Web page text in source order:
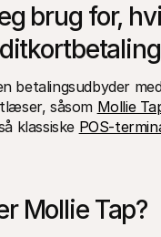
brug for,
betalingsudbyder
såsom Mollie
klassiske POS-
Mollie Tap?